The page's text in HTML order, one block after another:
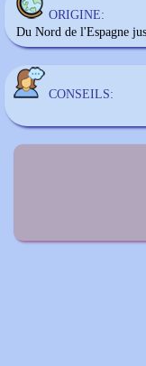
ORIGINE:
Du Nord de l'Espagne
CONSEILS: